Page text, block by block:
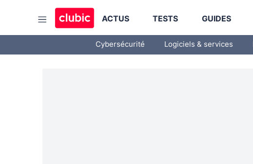
ACTUS TESTS GUIDES
Cybersécurité Logiciels & services